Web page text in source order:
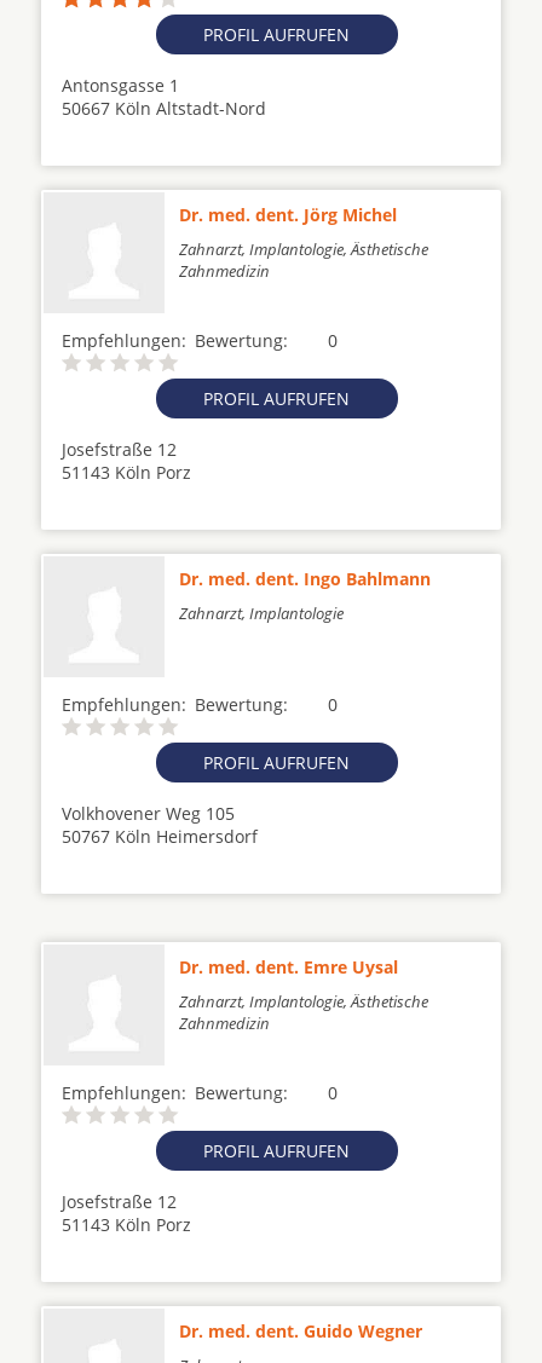
PROFIL AUFRUFEN
Antonsgasse 1
50667 Köln Altstadt-Nord
Dr. med. dent. Jörg Michel
Zahnarzt, Implantologie, Ästhetische
Zahnmedizin
Empfehlungen: 0
Bewertung:
PROFIL AUFRUFEN
Josefstraße 12
51143 Köln Porz
Dr. med. dent. Ingo Bahlmann
Zahnarzt, Implantologie
Empfehlungen: 0
Bewertung:
PROFIL AUFRUFEN
Volkhovener Weg 105
50767 Köln Heimersdorf
Dr. med. dent. Emre Uysal
Zahnarzt, Implantologie, Ästhetische
Zahnmedizin
Empfehlungen: 0
Bewertung:
PROFIL AUFRUFEN
Josefstraße 12
51143 Köln Porz
Dr. med. dent. Guido Wegner